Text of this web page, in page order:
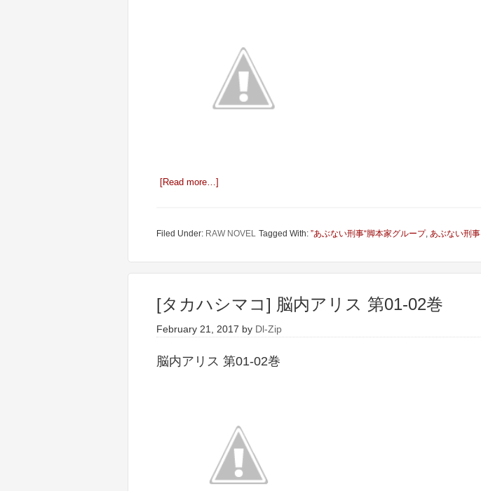
[Read more…]
Filed Under: RAW NOVEL Tagged With: ”あぶない刑事“脚本家グループ, あぶない刑事
[タカハシマコ] 脳内アリス 第01-02巻
February 21, 2017 by Dl-Zip
脳内アリス 第01-02巻